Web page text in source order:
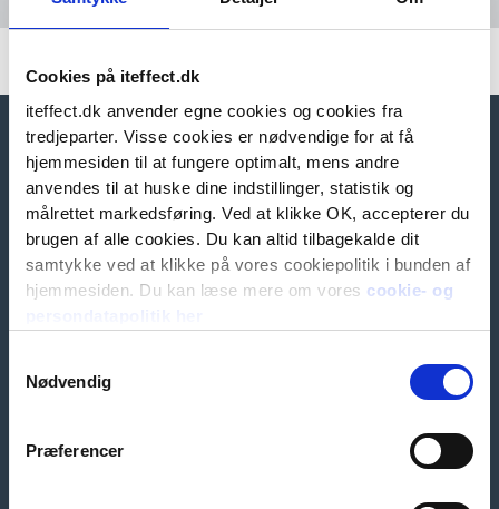
Cookies på iteffect.dk
iteffect.dk anvender egne cookies og cookies fra
tredjeparter. Visse cookies er nødvendige for at få
hjemmesiden til at fungere optimalt, mens andre
anvendes til at huske dine indstillinger, statistik og
målrettet markedsføring. Ved at klikke OK, accepterer du
brugen af alle cookies. Du kan altid tilbagekalde dit
samtykke ved at klikke på vores cookiepolitik i bunden af
hjemmesiden. Du kan læse mere om vores cookie- og
Nødvendig
Præferencer
Kontakt os
IT-Effect
Ørstedsvej
10
8600
Silkeborg
25354788
43